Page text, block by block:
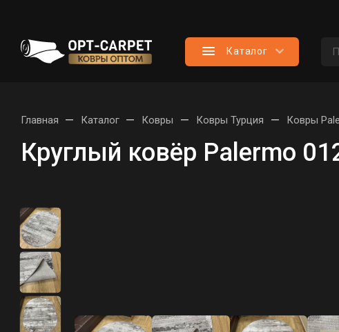
Каталог
Главная — Каталог — Ковры — Ковры Турция — Ковры
Круглый ковёр Palermo